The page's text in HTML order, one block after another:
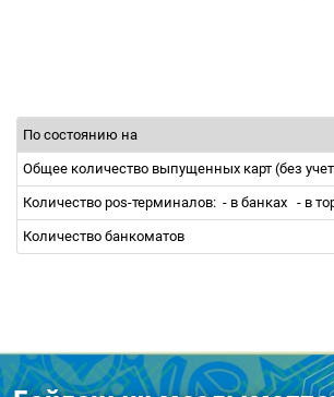
По состоянию на
Общее количество выпущенных карт (без
Количество pos-терминалов: - в банках - в
Количество банкоматов